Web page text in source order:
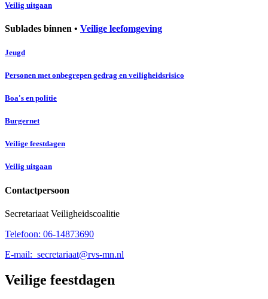
Veilig uitgaan
Sublades binnen • Veilige leefomgeving
Jeugd
Personen met onbegrepen gedrag en veiligheidsrisico
Boa's en politie
Burgernet
Veilige feestdagen
Veilig uitgaan
Contactpersoon
Secretariaat Veiligheidscoalitie
Telefoon: 06-14873690
E-mail: secretariaat@rvs-mn.nl
Veilige feestdagen